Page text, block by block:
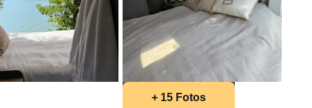
+ 15 Fotos